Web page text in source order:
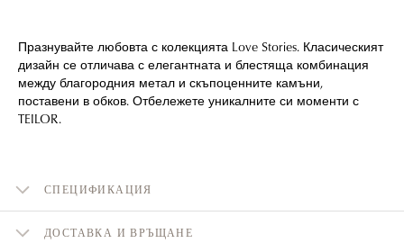
Празнувайте любовта с колекцията Love Stories. Класическият
дизайн се отличава с елегантната и блестяща комбинация
между благородния метал и скъпоценните камъни,
поставени в обков. Отбележете уникалните си моменти с
TEILOR.
СПЕЦИФИКАЦИЯ
ДОСТАВКА И ВРЪЩАНЕ